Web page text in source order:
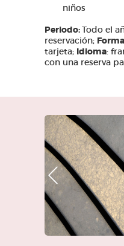
niños
Periodo:Todo el
reservación;
tarjeta; Idioma:
con una reserva